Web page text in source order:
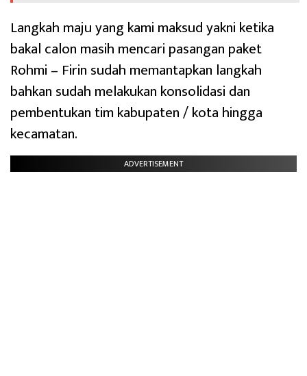
Langkah maju yang kami maksud yakni ketika
bakal calon masih mencari pasangan paket
Rohmi – Firin sudah memantapkan langkah
bahkan sudah melakukan konsolidasi dan
pembentukan tim kabupaten / kota hingga
kecamatan.
ADVERTISEMENT